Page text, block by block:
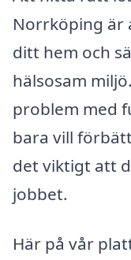
Norrköping är
ditt hem och
hälsosam
problem med
bara vill
det viktigt att
jobbet.
Här på vår